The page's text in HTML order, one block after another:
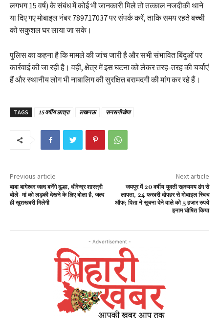
लगभग 15 वर्ष) के संबंध में कोई भी जानकारी मिले तो तत्काल नजदीकी थाने
या दिए गए मोबाइल नंबर 789717037 पर संपर्क करें, ताकि समय रहते बच्ची
को सकुशल घर लाया जा सके।
पुलिस का कहना है कि मामले की जांच जारी है और सभी संभावित बिंदुओं पर
कार्रवाई की जा रही है। वहीं, क्षेत्र में इस घटना को लेकर तरह-तरह की चर्चाएं
हैं और स्थानीय लोग भी नाबालिग की सुरक्षित बरामदगी की मांग कर रहे हैं।
TAGS 15 वर्षीय छात्रा लखनऊ सनसनीखेज
Previous article
बाबा बागेश्वर जल्द बनेंगे दूल्हा, धीरेन्द्र शास्त्री
बोले- मां को लड़की देखने के लिए बोला है, जल्द
ही खुशखबरी मिलेगी
Next article
जयपुर में 20 वर्षीय युवती रहस्यमय ढंग से
लापता, 24 फरवरी दोपहर से मोबाइल स्विच
ऑफ; पिता ने सूचना देने वाले को 5 हजार रुपये
इनाम घोषित किया
- Advertisement -